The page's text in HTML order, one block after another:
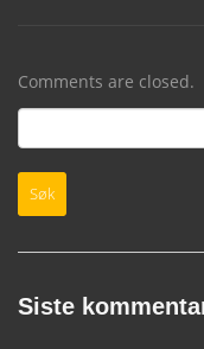
Comments are closed.
Siste